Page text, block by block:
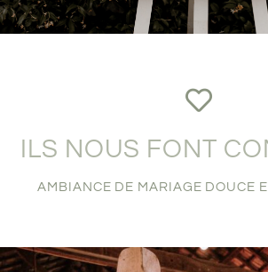
ILS NOUS FONT
AMBIANCE DE MARIAGE DOUCE